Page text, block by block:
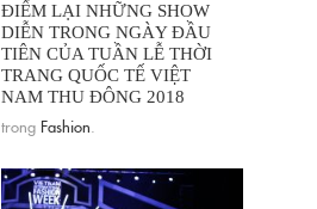
ĐIỂM LẠI NHỮNG SHOW
DIỄN TRONG NGÀY ĐẦU
TIÊN CỦA TUẦN LỄ THỜI
TRANG QUỐC TẾ VIỆT
NAM THU ĐÔNG 2018
trong Fashion